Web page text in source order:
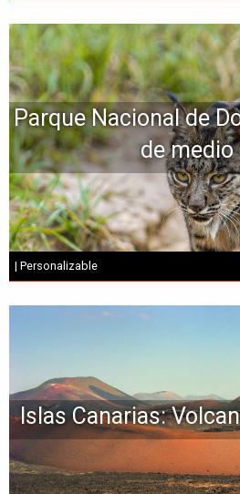
Parque Nacional de
de medio
| Personalizable
Islas Canarias: